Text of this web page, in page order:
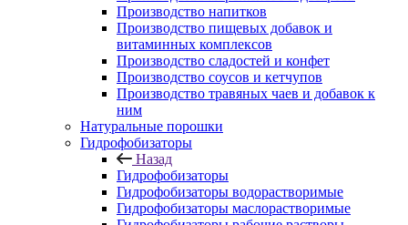
Производство напитков
Производство пищевых добавок и
витаминных комплексов
Производство сладостей и конфет
Производство соусов и кетчупов
Производство травяных чаев и добавок к
ним
Натуральные порошки
Гидрофобизаторы
Назад
Гидрофобизаторы
Гидрофобизаторы водорастворимые
Гидрофобизаторы маслорастворимые